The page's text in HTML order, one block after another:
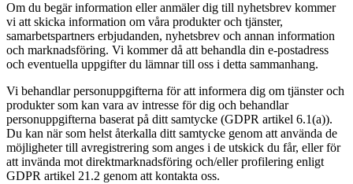
Om du begär information eller anmäler dig till nyhetsbrev kommer
vi att skicka information om våra produkter och tjänster,
samarbetspartners erbjudanden, nyhetsbrev och annan information
och marknadsföring. Vi kommer då att behandla din e-postadress
och eventuella uppgifter du lämnar till oss i detta sammanhang.
Vi behandlar personuppgifterna för att informera dig om tjänster och
produkter som kan vara av intresse för dig och behandlar
personuppgifterna baserat på ditt samtycke (GDPR artikel 6.1(a)).
Du kan när som helst återkalla ditt samtycke genom att använda de
möjligheter till avregistrering som anges i de utskick du får, eller för
att invända mot direktmarknadsföring och/eller profilering enligt
GDPR artikel 21.2 genom att kontakta oss.